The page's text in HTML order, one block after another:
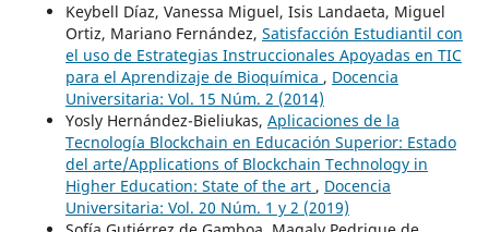
Keybell Díaz, Vanessa Miguel, Isis Landaeta, Miguel
Ortiz, Mariano Fernández, Satisfacción Estudiantil con
el uso de Estrategias Instruccionales Apoyadas en TIC
para el Aprendizaje de Bioquímica , Docencia
Universitaria: Vol. 15 Núm. 2 (2014)
Yosly Hernández-Bieliukas, Aplicaciones de la
Tecnología Blockchain en Educación Superior: Estado
del arte/Applications of Blockchain Technology in
Higher Education: State of the art , Docencia
Universitaria: Vol. 20 Núm. 1 y 2 (2019)